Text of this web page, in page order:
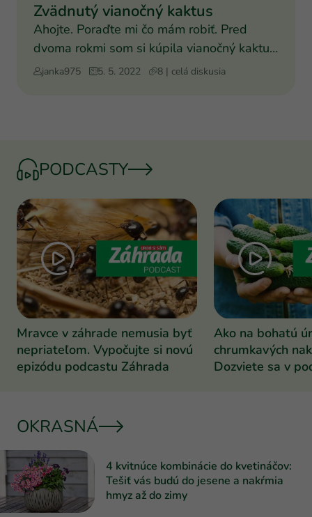
Zvädnutý vianočný kaktus
Ahojte. Poraďte mi čo mám robiť. Pred
dvoma rokmi som si kúpila vianočný kaktus
a mala som ho na sev
janka975 5. 5. 2022 8 | celá diskusia
PODCASTY
Mravce v záhrade nemusia byť
nepriateľom. Vypočujte si novú
epizódu podcastu Záhrada
Ako na bohatú
chrumkavých
Dozviete sa v
OKRASNÁ
4 kvitnúce kombinácie do kvetináčov:
Tešiť vás budú do jesene a nakŕmia
hmyz až do zimy